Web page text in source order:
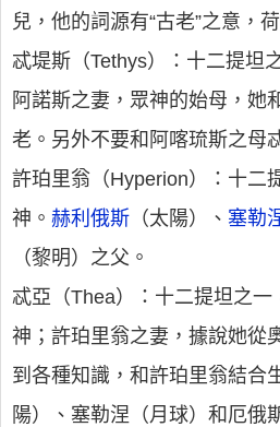
兒，他的詞源有“古老”之意，
忒堤斯（Tethys）：十二提坦
阿諾斯之妻，眾神的始母，她
老。另外不要和阿喀琉斯之母
許珀里翁（Hyperion）：十二
神。 赫利俄斯 （太陽）、 塞勒
（黎明）之父。
忒亞（Thea）：十二提坦之一
神；許珀里翁之妻，據說她從
到各種知識，和許珀里翁結合
陽）、塞勒涅（月球）和厄俄